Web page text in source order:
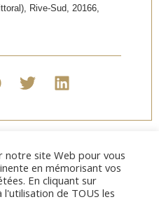
Rive-Sud, 20166,
notre site Web pour vous
en mémorisant vos
En cliquant sur
de TOUS les